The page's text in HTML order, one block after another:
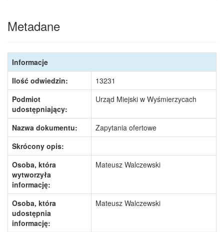
Metadane
Informacje
Ilość odwiedzin:
13231
Podmiot
udostępniający:
Urząd Miejski w Wyśmierzycach
Nazwa dokumentu:
Zapytania ofertowe
Skrócony opis:
Osoba, która
wytworzyła
informację:
Mateusz Walczewski
Osoba, która
udostępnia
informację:
Mateusz Walczewski